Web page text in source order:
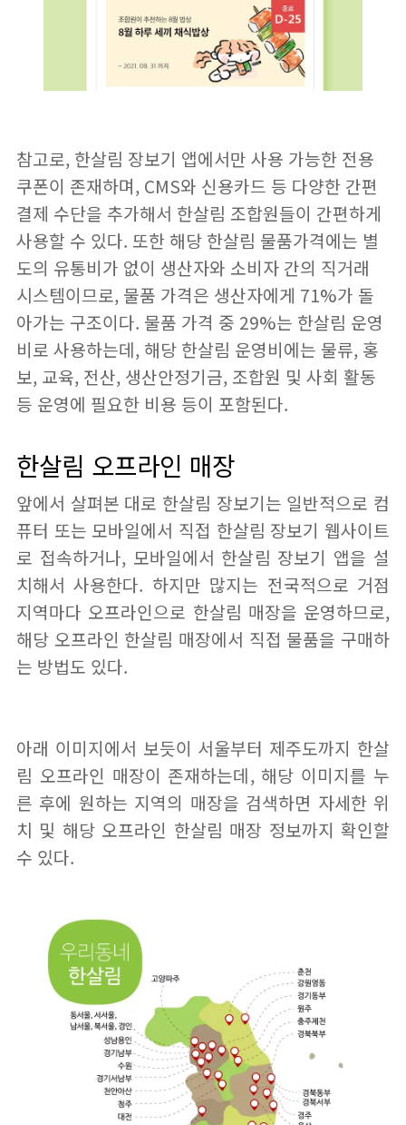
참고로, 한살림 장보기 앱에서만 사용 가능한 전용
쿠폰이 존재하며, CMS와 신용카드 등 다양한 간편
결제 수단을 추가해서 한살림 조합원들이 간편하게
사용할 수 있다. 또한 해당 한살림 물품가격에는 별
도의 유통비가 없이 생산자와 소비자 간의 직거래
시스템이므로, 물품 가격은 생산자에게 71%가 돌
아가는 구조이다. 물품 가격 중 29%는 한살림 운영
비로 사용하는데, 해당 한살림 운영비에는 물류, 홍
보, 교육, 전산, 생산안정기금, 조합원 및 사회 활동
등 운영에 필요한 비용 등이 포함된다.
한살림 오프라인 매장
앞에서 살펴본 대로 한살림 장보기는 일반적으로 컴
퓨터 또는 모바일에서 직접 한살림 장보기 웹사이트
로 접속하거나, 모바일에서 한살림 장보기 앱을 설
치해서 사용한다. 하지만 많지는 전국적으로 거점
지역마다 오프라인으로 한살림 매장을 운영하므로,
해당 오프라인 한살림 매장에서 직접 물품을 구매하
는 방법도 있다.
아래 이미지에서 보듯이 서울부터 제주도까지 한살
림 오프라인 매장이 존재하는데, 해당 이미지를 누
른 후에 원하는 지역의 매장을 검색하면 자세한 위
치 및 해당 오프라인 한살림 매장 정보까지 확인할
수 있다.